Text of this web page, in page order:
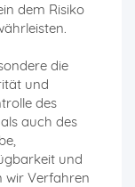
dem Risiko
die
und
des
auch des
und
wir Verfahren